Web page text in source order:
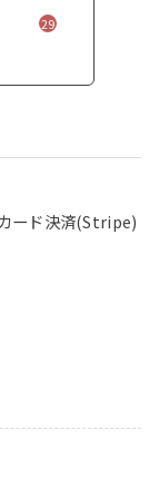
29
ード決済(Stripe)